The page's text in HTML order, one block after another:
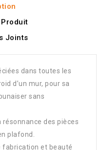
Produit
Joints
dans toutes les
d’un mur, pour sa
sans
des pièces
plafond.
fabrication et beauté